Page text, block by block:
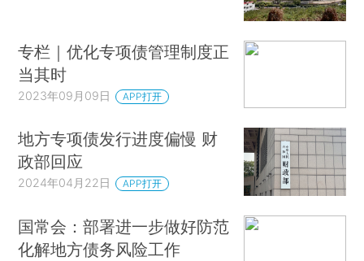
专栏｜优化专项债管理制度正
当其时
2023年09月09日 APP打开
地方专项债发行进度偏慢 财
政部回应
2024年04月22日 APP打开
国常会：部署进一步做好防范
化解地方债务风险工作